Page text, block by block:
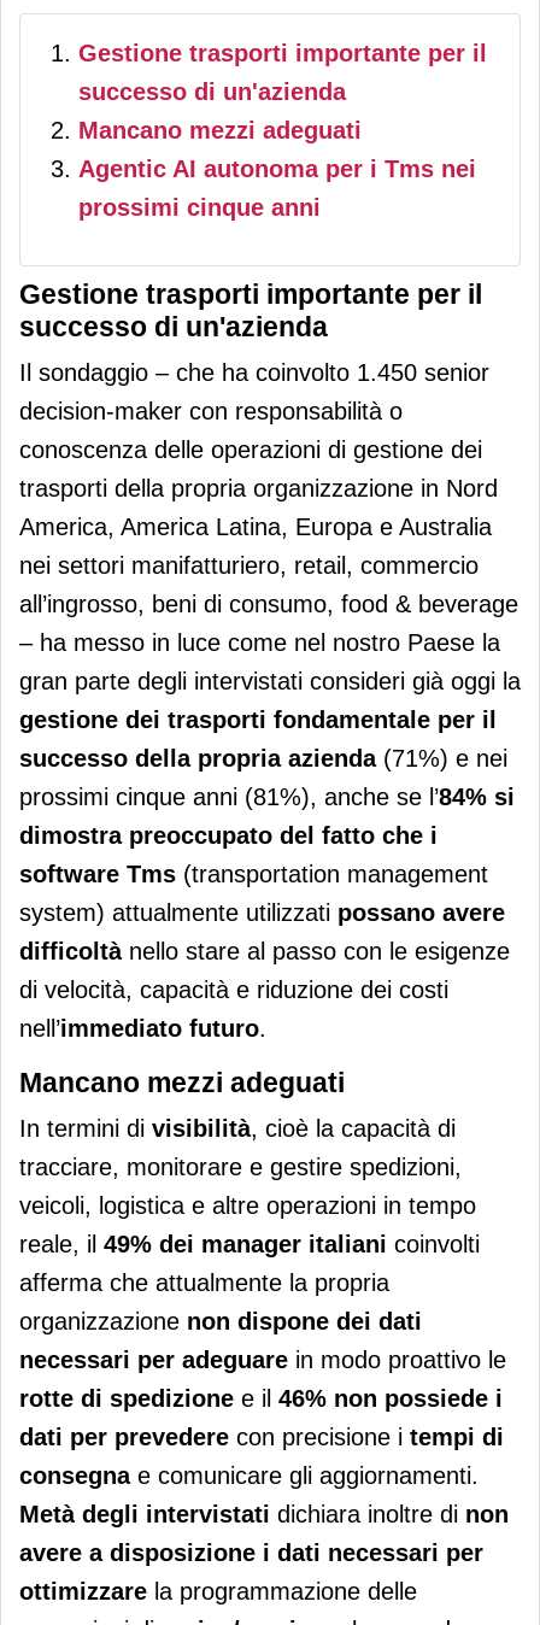
Gestione trasporti importante per il
successo di un'azienda
Mancano mezzi adeguati
Agentic AI autonoma per i Tms nei
prossimi cinque anni
Gestione trasporti importante per il
successo di un'azienda
Il sondaggio – che ha coinvolto 1.450 senior
decision-maker con responsabilità o
conoscenza delle operazioni di gestione dei
trasporti della propria organizzazione in Nord
America, America Latina, Europa e Australia
nei settori manifatturiero, retail, commercio
all’ingrosso, beni di consumo, food & beverage
– ha messo in luce come nel nostro Paese la
gran parte degli intervistati consideri già oggi la
gestione dei trasporti fondamentale per il
successo della propria azienda(71%) e nei
prossimi cinque anni (81%), anche se l’84% si
dimostra preoccupato del fatto che i
software Tms (transportation management
system) attualmente utilizzati possano avere
difficoltànello stare al passo con le esigenze
di velocità, capacità e riduzione dei costi
nell’immediato futuro.
Mancano mezzi adeguati
In termini di visibilità, cioè la capacità di
tracciare, monitorare e gestire spedizioni,
veicoli, logistica e altre operazioni in tempo
reale, il 49% dei manager italiani coinvolti
afferma che attualmente la propria
organizzazione non dispone dei dati
necessari per adeguare in modo proattivo le
rotte di spedizione e il 46% non possiede i
dati per prevedere con precisione i tempi di
consegnae comunicare gli aggiornamenti.
Metà degli intervistati dichiara inoltre di non
avere a disposizione i dati necessari per
ottimizzare la programmazione delle